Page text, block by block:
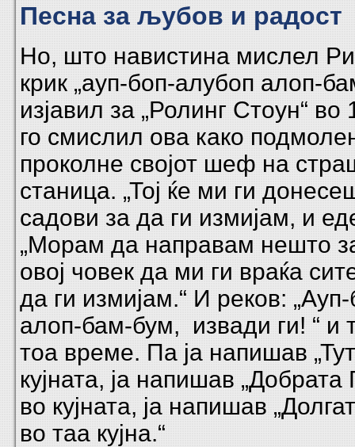
Песна за љубов и радост
Но, што навистина мислел
крик „ауп-боп-алубоп алоп-
изјавил за „Ролинг Стоун“
го смислил ова како
проколне својот шеф на
станица. „Тој ќе ми ги
садови за да ги измијам, и
„Морам да направам нешто
овој човек да ми ги враќа
да ги измијам.“ И реков:
алоп-бам-бум, извади ги! “ и
тоа време. Па ја напишав
кујната, ја напишав
во кујната, ја напишав
во таа кујна.“